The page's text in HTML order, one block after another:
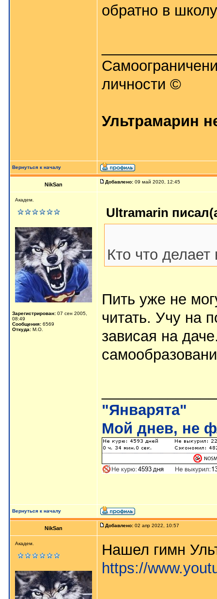
обратно в
личности ©
Ультрамарин
Вернуться к началу
NikSan Добавлено: 09 май 2020, 12:45
Академ.
Зарегистрирован: 07 сен 2005,
08:49
Сообщения: 6569
Откуда: М.О.
Ultramarin
Кто что
Пить уже не
читать. Учу на
зависая на
"Январята"
Мой днев, не
Вернуться к началу
NikSan Добавлено: 02 апр 2022, 10:57
Академ.
Нашел гимн
https://